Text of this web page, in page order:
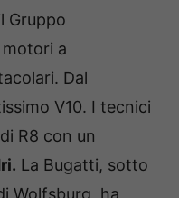
Gruppo
a
Dal
V10. I tecnici
R8 con un
La Bugatti, sotto
Wolfsburg, ha